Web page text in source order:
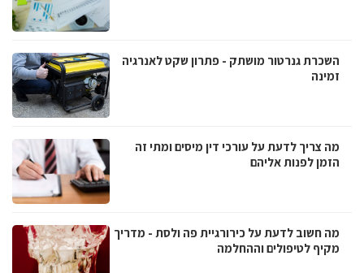
השכרת גנרטור מושתק - פתרון שקט לאנרגיה
זמינה
מה צריך לדעת על עורכי דין מיסים ומתי זה
הזמן לפנות אליהם
מה חשוב לדעת על כירורגיית פה ולסת - מדריך
מקיף לטיפולים וההחלמה